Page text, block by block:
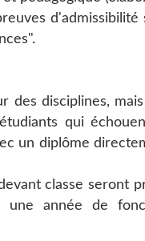
des disciplines,
qui
un diplôme
classe seront
année de